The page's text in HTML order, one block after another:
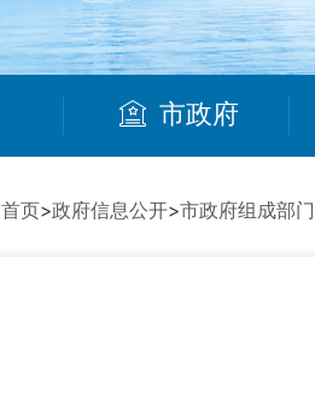
市政府
首页>政府信息公开>市政府组成部门